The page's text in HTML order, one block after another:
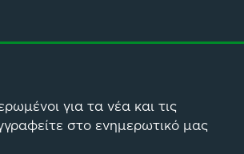
για τα νέα και τις
στο ενημερωτικό μας